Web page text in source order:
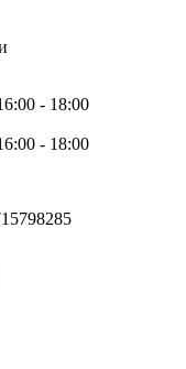
- 18:00
- 18:00